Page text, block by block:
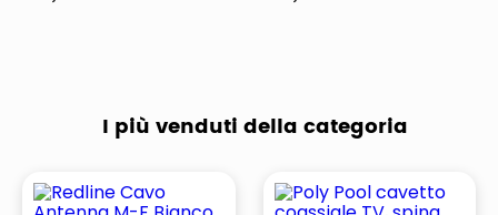
I più venduti della categoria